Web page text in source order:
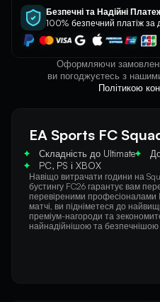
Безпечні та Надійні
100% безпечний платіж за
Оформляючи
ви погоджуєтесь з
Політикою
EA Sports FC
Складність до Ultimate
PC, PS і XBOX
Навіщо витрачати години на
бустингу FC26 гарантує вам
перевіреними професіоналами
матчі, ви підніметеся до
преміум-нагороди та
найнадійнішою та безпечнішою